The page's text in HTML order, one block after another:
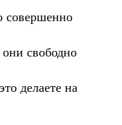
совершенно
свободно
делаете на